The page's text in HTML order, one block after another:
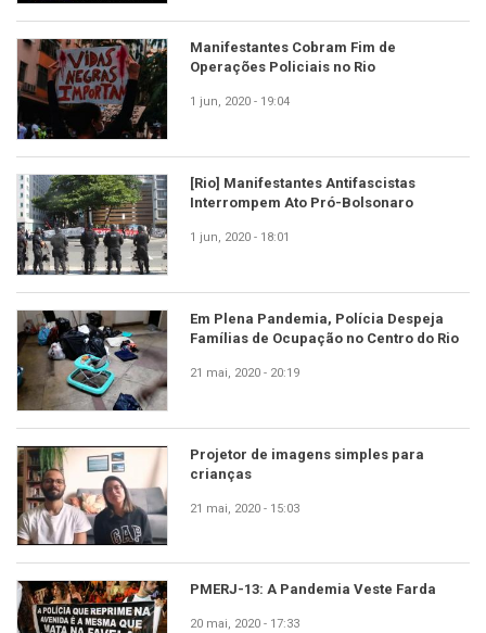
Manifestantes Cobram Fim de
Operações Policiais no Rio
1 jun, 2020 - 19:04
[Rio] Manifestantes Antifascistas
Interrompem Ato Pró-Bolsonaro
1 jun, 2020 - 18:01
Em Plena Pandemia, Polícia Despeja
Famílias de Ocupação no Centro do Rio
21 mai, 2020 - 20:19
Projetor de imagens simples para
crianças
21 mai, 2020 - 15:03
PMERJ-13: A Pandemia Veste Farda
20 mai, 2020 - 17:33